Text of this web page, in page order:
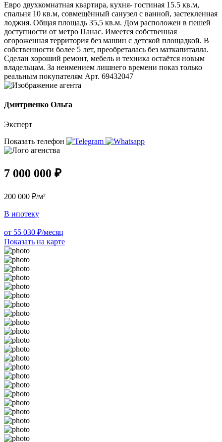
Евро двухкомнатная квартира, кухня- гостиная 15.5 кв.м,
спальня 10 кв.м, совмещённый санузел с ванной, застекленная
лоджия. Общая площадь 35,5 кв.м. Дом расположен в пешей
доступности от метро Панас. Имеется собственная
огороженная территория без машин с детской площадкой. В
собственности более 5 лет, преобреталась без маткапиталла.
Сделан хороший ремонт, мебель и техника остаётся новым
владельцам. За неимением лишнего времени показ только
реальным покупателям Арт. 69432047
Дмитриенко Ольга
Эксперт
Показать телефон
7 000 000 ₽
200 000 ₽/м²
В ипотеку
от 55 030 ₽/месяц
Показать на карте